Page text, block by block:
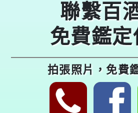
聯繫百
免費鑑定
拍張照片，免費